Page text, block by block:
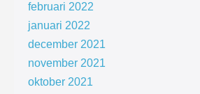
februari 2022
januari 2022
december 2021
november 2021
oktober 2021